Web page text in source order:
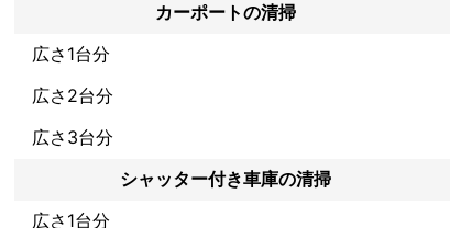
カーポートの清掃
広さ1台分
広さ2台分
広さ3台分
シャッター付き車庫の清掃
広さ1台分